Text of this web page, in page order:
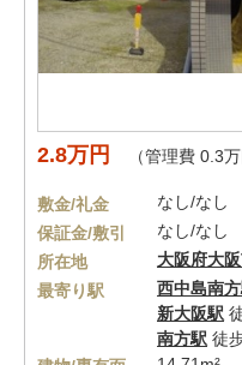
2.8万円 （管理費 0.3万
敷金/礼金
なし/なし
保証金/敷引
なし/なし
所在地
大阪府大
最寄り駅
西中島南
新大阪駅
南方駅 徒